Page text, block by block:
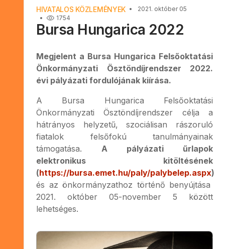
HIVATALOS KÖZLEMÉNYEK
2021. október 05
1754
Bursa Hungarica 2022
Megjelent a Bursa Hungarica Felsőoktatási
Önkormányzati Ösztöndíjrendszer 2022.
évi pályázati fordulójának kiírása.
A Bursa Hungarica Felsőoktatási
Önkormányzati Ösztöndíjrendszer célja a
hátrányos helyzetű, szociálisan rászoruló
fiatalok felsőfokú tanulmányainak
támogatása. A pályázati űrlapok
elektronikus kitöltésének
(https://bursa.emet.hu/paly/palybelep.aspx)
és az önkormányzathoz történő benyújtása
2021. október 05-november 5 között
lehetséges.